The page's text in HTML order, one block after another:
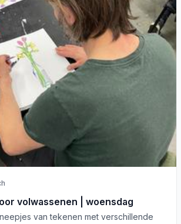
volwassenen | woensdag
van tekenen met verschillende